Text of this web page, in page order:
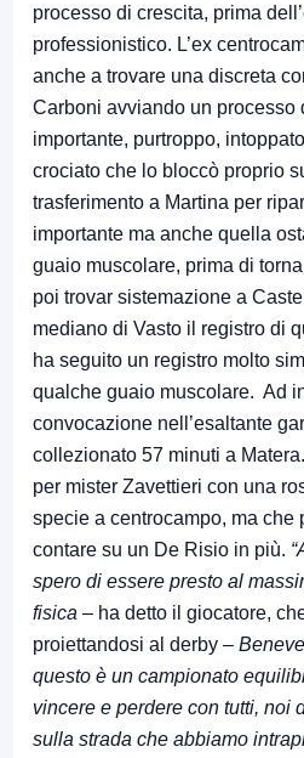
processo di crescita, prima
professionistico. L’ex
anche a trovare una discreta
Carboni avviando un processo
importante, purtroppo,
crociato che lo bloccò proprio
trasferimento a Martina per
importante ma anche quella
guaio muscolare, prima di
poi trovar sistemazione a
mediano di Vasto il registro di
ha seguito un registro molto
qualche guaio muscolare. Ad
convocazione nell’esaltante
collezionato 57 minuti a
per mister Zavettieri con una
specie a centrocampo, ma che
contare su un De Risio in più.
spero di essere presto al
fisica – ha detto il giocatore,
proiettandosi al derby –
questo è un campionato
vincere e perdere con tutti, noi
sulla strada che abbiamo